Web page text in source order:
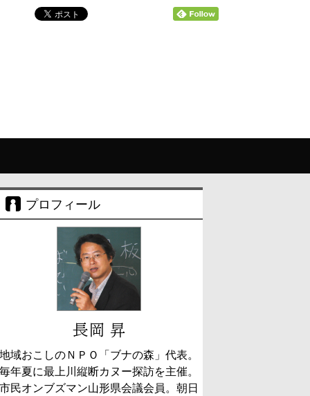
プロフィール
長岡 昇
地域おこしのＮＰＯ「ブナの森」代表。
毎年夏に最上川縦断カヌー探訪を主催。
市民オンブズマン山形県会議会員。朝日